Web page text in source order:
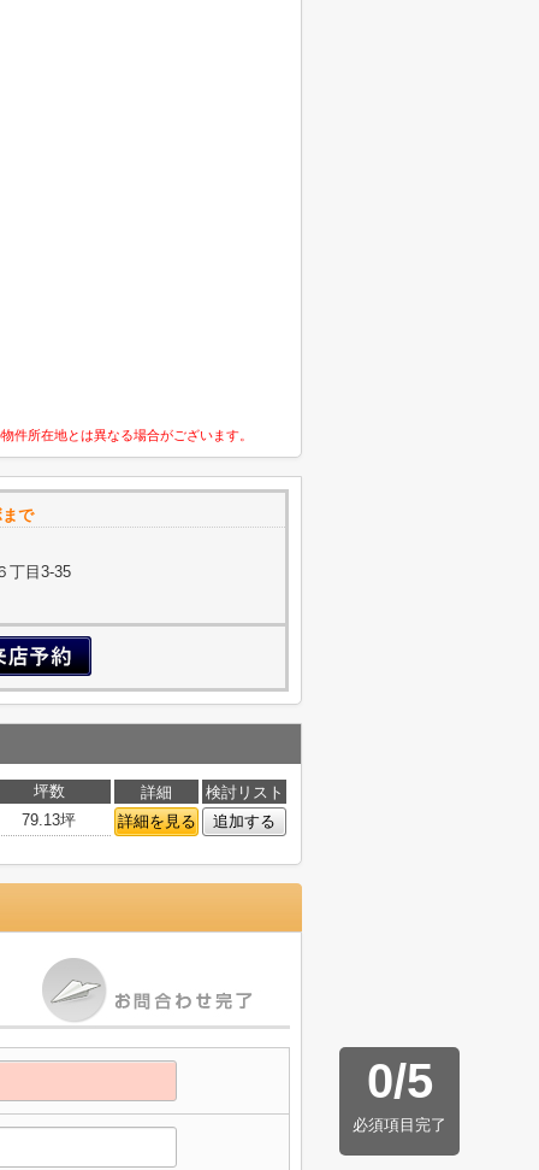
件所在地とは異なる場合がございます。
で
丁目3-35
坪数 詳細
検討リスト
79.13坪
詳細を見る 追加する
0/5
必須項目完了